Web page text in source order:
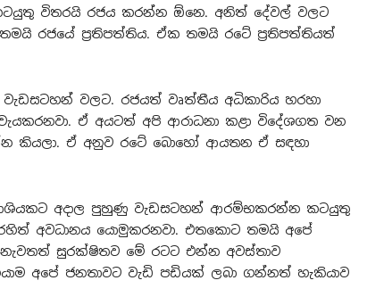
විතරයි රජය කරන්න ඕනෙ. අනිත් දේවල් වලට
රජයේ ප්‍රතිපත්තිය. ඒක තමයි රටේ ප්‍රතිපත්තියත්
වලට. රජයත් වෘත්තීය අධිකාරිය හරහා
ඒ අයටත් අපි ආරාධනා කළා විදේශගත වන
කියලා. ඒ අනුව රටේ බොහෝ ආයතන ඒ සඳහා
අදාල පුහුණු වැඩසටහන් ආරම්භකරන්න කටයුතු
අවධානය යොමුකරනවා. එතකොට තමයි අපේ
සුරක්ෂිතව මේ රටට එන්න අවස්තාව
අපේ ජනතාවට වැඩි පඩියක් ලබා ගන්නත් හැකියාව